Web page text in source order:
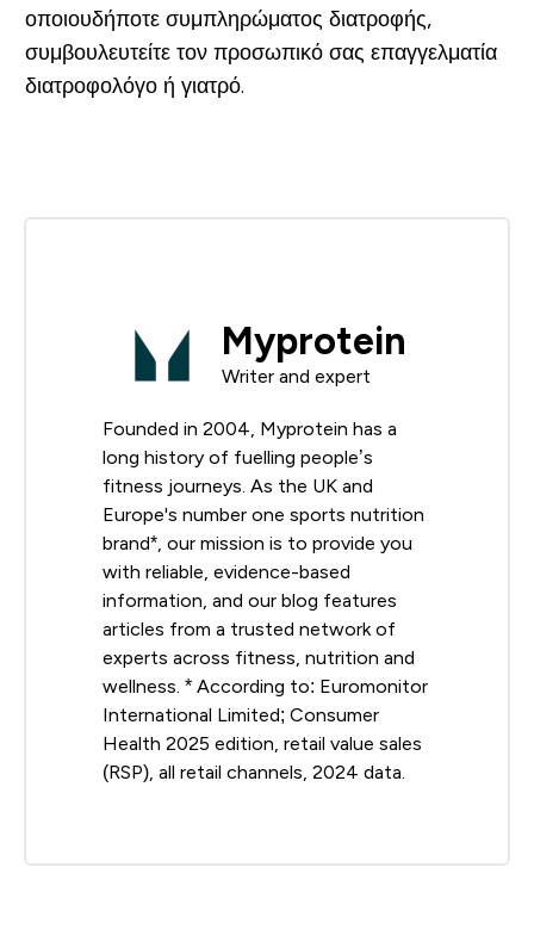
οποιουδήποτε συμπληρώματος διατροφής,
συμβουλευτείτε τον προσωπικό σας επαγγελματία
διατροφολόγο ή γιατρό.
Myprotein
Writer and expert
Founded in 2004, Myprotein has a
long history of fuelling people’s
fitness journeys. As the UK and
Europe's number one sports nutrition
brand*, our mission is to provide you
with reliable, evidence-based
information, and our blog features
articles from a trusted network of
experts across fitness, nutrition and
wellness. * According to: Euromonitor
International Limited; Consumer
Health 2025 edition, retail value sales
(RSP), all retail channels, 2024 data.